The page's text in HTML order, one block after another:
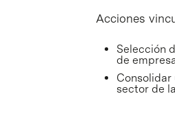
Acciones
Selección
de
sector de